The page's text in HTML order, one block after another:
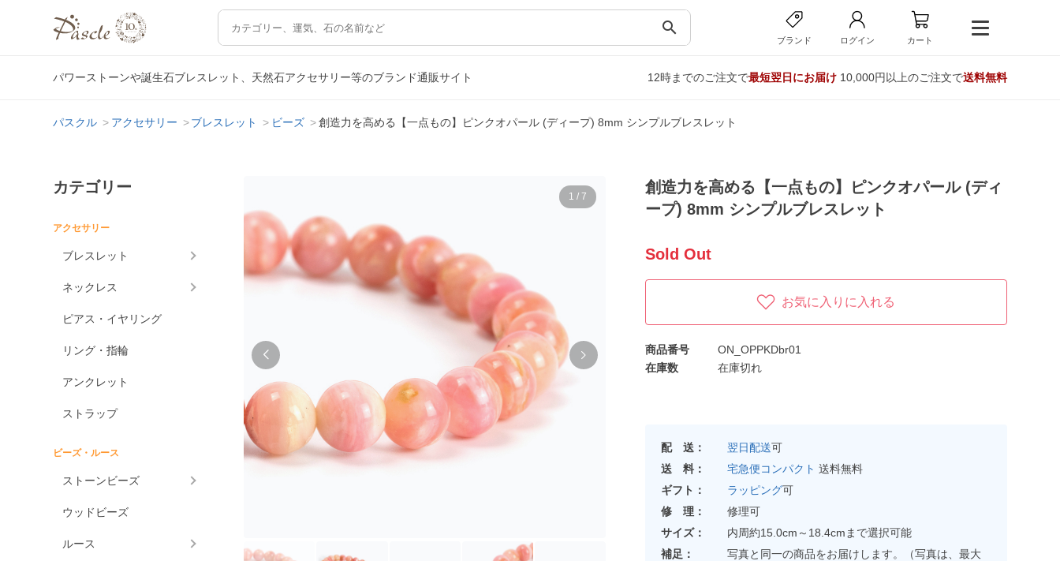
search
ブランド ログイン カート
パワーストーンや誕生石ブレスレット、天然石アクセサリー等のブランド通販サイト 12時までのご注文で最短翌日にお届け10,000円以上のご注文で送料無料
パスクル アクセサリー ブレスレット ビーズ 創造力を高める【一点もの】ピンクオパール (ディープ) 8mm シンプルブレスレット
カテゴリー
アクセサリー
ブレスレット
ネックレス
ピアス・イヤリング
リング・指輪
アンクレット
ストラップ
ビーズ・ルース
ストーンビーズ
ウッドビーズ
ルース
1 / 7
創造力を高める【一点もの】ピンクオパール (ディ
ープ) 8mm シンプルブレスレット
Sold Out
お気に入りに入れる
商品番号
ON_OPPKDbr01
在庫数
在庫切れ
配 送： 翌日配送可
送 料：
宅急便コンパクト 送料無料
ギフト：
ラッピング可
修 理：
修理可
サイズ：
内周約15.0cm～18.4cmまで選択可能
補足：
写真と同一の商品をお届けします。（写真は、最大